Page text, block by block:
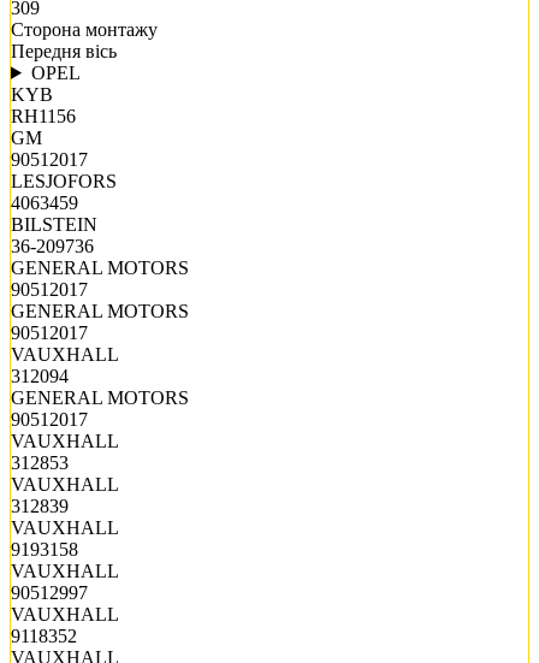
309
Сторона монтажу
Передня вісь
OPEL
KYB
RH1156
GM
90512017
LESJOFORS
4063459
BILSTEIN
36-209736
GENERAL MOTORS
90512017
GENERAL MOTORS
90512017
VAUXHALL
312094
GENERAL MOTORS
90512017
VAUXHALL
312853
VAUXHALL
312839
VAUXHALL
9193158
VAUXHALL
90512997
VAUXHALL
9118352
VAUXHALL